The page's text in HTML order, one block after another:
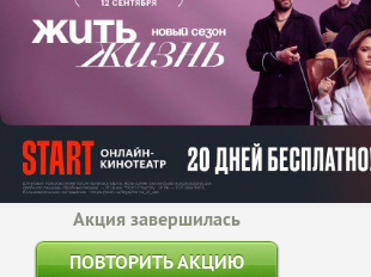
Акция завершилась
ПОВТОРИТЬ АКЦИЮ